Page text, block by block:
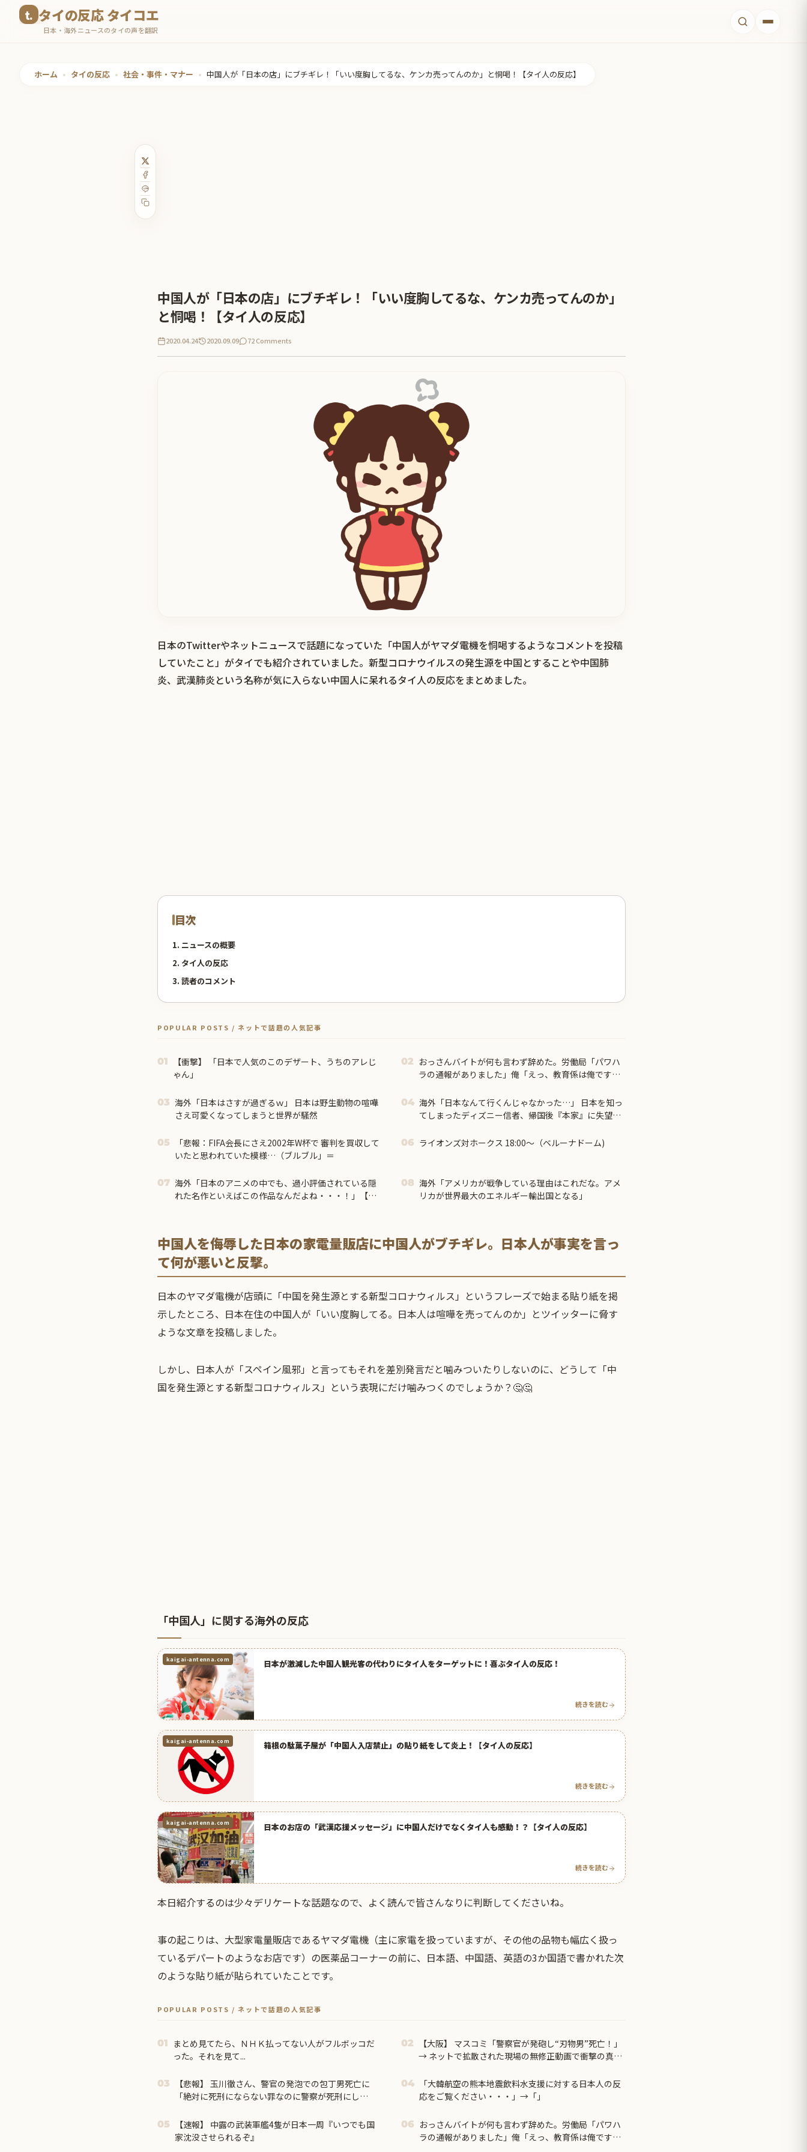
タイの反応 タイコエ
日本・海外ニュースのタイの声を翻訳
ホーム • タイの反応 • 社会・事件・マナー • 中国人が「日本の店」にブチギレ！「いい度胸してるな、ケンカ売ってんのか」と恫喝！【タイ人の反応】
中国人が「日本の店」にブチギレ！「いい度胸してるな、ケンカ売ってんのか」
と恫喝！【タイ人の反応】
2020.04.24 2020.09.09 72 Comments
日本のTwitterやネットニュースで話題になっていた「中国人がヤマダ電機を恫喝するようなコメントを投稿
していたこと」がタイでも紹介されていました。新型コロナウイルスの発生源を中国とすることや中国肺
炎、武漢肺炎という名称が気に入らない中国人に呆れるタイ人の反応をまとめました。
目次
1. ニュースの概要
2. タイ人の反応
3. 読者のコメント
POPULAR POSTS / ネットで話題の人気記事
01
【衝撃】 「日本で人気のこのデザート、うちのアレじ
ゃん」
02
おっさんバイトが何も言わず辞めた。労働局「パワハ
ラの通報がありました」俺「えっ、教育係は俺です
03 海外「日本はさすが過ぎるｗ」 日本は野生動物の喧嘩
さえ可愛くなってしまうと世界が騒然
04 海外「日本なんて行くんじゃなかった…」 日本を知っ
てしまったディズニー信者、帰国後『本家』に失望す
05
「悲報：FIFA会長にさえ2002年W杯で 審判を買収して
いたと思われていた模様…（ブルブル」＝
06 ライオンズ対ホークス 18:00～（ベルーナドーム)
07 海外「日本のアニメの中でも、過小評価されている隠
れた名作といえばこの作品なんだよね・・・！」【海
08 海外「アメリカが戦争している理由はこれだな。アメ
リカが世界最大のエネルギー輸出国となる」
中国人を侮辱した日本の家電量販店に中国人がブチギレ。日本人が事実を言っ
て何が悪いと反撃。
日本のヤマダ電機が店頭に「中国を発生源とする新型コロナウィルス」というフレーズで始まる貼り紙を掲
示したところ、日本在住の中国人が「いい度胸してる。日本人は喧嘩を売ってんのか」とツイッターに脅す
ような文章を投稿しました。
しかし、日本人が「スペイン風邪」と言ってもそれを差別発言だと噛みついたりしないのに、どうして「中
国を発生源とする新型コロナウィルス」という表現にだけ噛みつくのでしょうか？🤔🤔
「中国人」に関する海外の反応
kaigai-antenna.com 日本が激減した中国人観光客の代わりにタイ人をターゲットに！喜ぶタイ人の反応！
続きを読む
kaigai-antenna.com 箱根の駄菓子屋が「中国人入店禁止」の貼り紙をして炎上！【タイ人の反応】
続きを読む
kaigai-antenna.com 日本のお店の「武漢応援メッセージ」に中国人だけでなくタイ人も感動！？【タイ人の反応】
続きを読む
本日紹介するのは少々デリケートな話題なので、よく読んで皆さんなりに判断してくださいね。
事の起こりは、大型家電量販店であるヤマダ電機（主に家電を扱っていますが、その他の品物も幅広く扱っ
ているデパートのようなお店です）の医薬品コーナーの前に、日本語、中国語、英語の3か国語で書かれた次
のような貼り紙が貼られていたことです。
POPULAR POSTS / ネットで話題の人気記事
01
まとめ見てたら、ＮＨＫ払ってない人がフルボッコだ
った。それを見て...
02
【大阪】 マスコミ「警察官が発砲し“刃物男”死亡！」
→ ネットで拡散された現場の無修正動画で衝撃の真相
03
【悲報】 玉川徹さん、警官の発泡での包丁男死亡に
「絶対に死刑にならない罪なのに警察が死刑にし
04
「大韓航空の熊本地震飲料水支援に対する日本人の反
応をご覧ください・・・」→「」
05
【速報】 中露の武装軍艦4隻が日本一周『いつでも国
家沈没させられるぞ』
06
おっさんバイトが何も言わず辞めた。労働局「パワハ
ラの通報がありました」俺「えっ、教育係は俺です